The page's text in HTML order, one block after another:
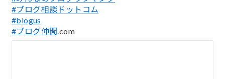
#ブログ相談ドットコム
#blogus
#ブログ仲間 .com